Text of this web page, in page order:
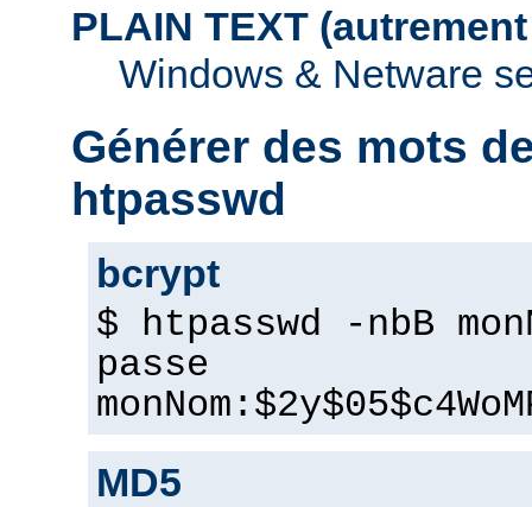
PLAIN TEXT
Windows & Netware
Générer des mots
htpasswd
bcrypt
$ htpasswd -nbB
passe
MD5